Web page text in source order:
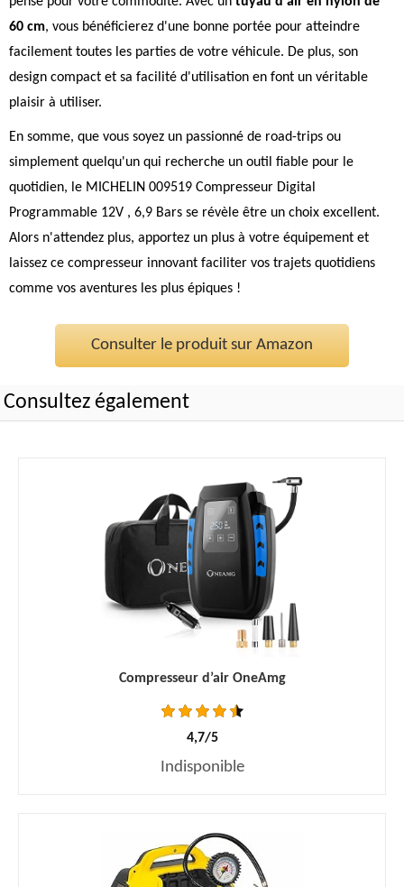
60 cm, vous bénéficierez d'une bonne portée pour atteindre
facilement toutes les parties de votre véhicule. De plus, son
design compact et sa facilité d'utilisation en font un véritable
plaisir à utiliser.
En somme, que vous soyez un passionné de road-trips ou
simplement quelqu'un qui recherche un outil fiable pour le
quotidien, le MICHELIN 009519 Compresseur Digital
Programmable 12V , 6,9 Bars se révèle être un choix excellent.
Alors n'attendez plus, apportez un plus à votre équipement et
laissez ce compresseur innovant faciliter vos trajets quotidiens
comme vos aventures les plus épiques !
Consulter le produit sur Amazon
Consultez également
Compresseur d’air OneAmg
4,7/5
Indisponible